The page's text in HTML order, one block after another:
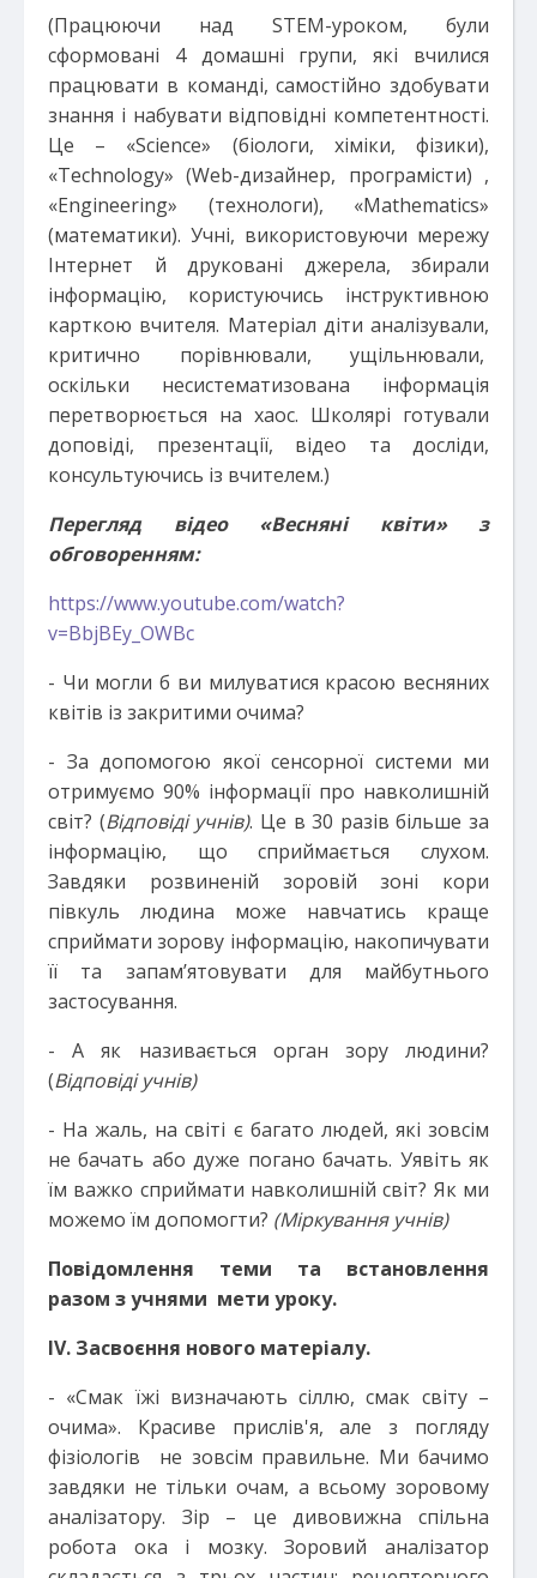
(Працюючи над STEM-уроком, були
сформовані 4 домашні групи, які вчилися
працювати в команді, самостійно здобувати
знання і набувати відповідні компетентності.
Це – «Science» (біологи, хіміки, фізики),
«Technology» (Web-дизайнер, програмісти) ,
«Engineering» (технологи), «Mathematics»
(математики). Учні, використовуючи мережу
Інтернет й друковані джерела, збирали
інформацію, користуючись інструктивною
карткою вчителя. Матеріал діти аналізували,
критично порівнювали, ущільнювали,
оскільки несистематизована інформація
перетворюється на хаос. Школярі готували
доповіді, презентації, відео та досліди,
консультуючись із вчителем.)
Перегляд відео «Весняні квіти» з
обговоренням:
https://www.youtube.com/watch?
v=BbjBEy_OWBc
- Чи могли б ви милуватися красою весняних
квітів із закритими очима?
- За допомогою якої сенсорної системи ми
отримуємо 90% інформації про навколишній
світ? (Відповіді учнів). Це в 30 разів більше за
інформацію, що сприймається слухом.
Завдяки розвиненій зоровій зоні кори
півкуль людина може навчатись краще
сприймати зорову інформацію, накопичувати
її та запам’ятовувати для майбутнього
застосування.
- А як називається орган зору людини?
(Відповіді учнів)
- На жаль, на світі є багато людей, які зовсім
не бачать або дуже погано бачать. Уявіть як
їм важко сприймати навколишній світ? Як ми
можемо їм допомогти? (Міркування учнів)
Повідомлення теми та встановлення
разом з учнями мети уроку.
ІV. Засвоєння нового матеріалу.
- «Смак їжі визначають сіллю, смак світу –
очима». Красиве прислів'я, але з погляду
фізіологів не зовсім правильне. Ми бачимо
завдяки не тільки очам, а всьому зоровому
аналізатору. Зір – це дивовижна спільна
робота ока і мозку. Зоровий аналізатор